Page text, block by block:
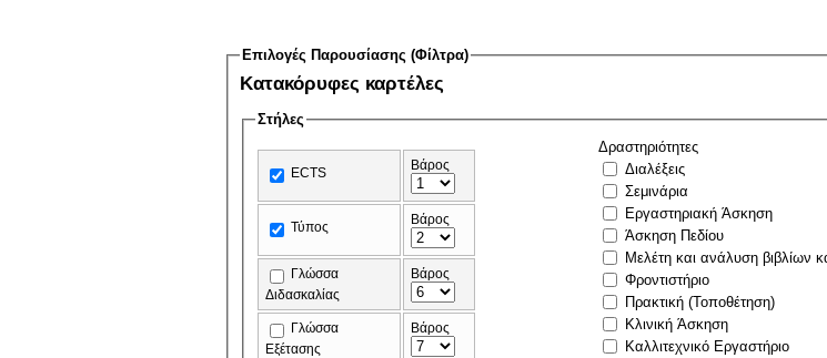
Επιλογές Παρουσίασης (Φίλτρα)
Κατακόρυφες καρτέλες
Στήλες
ECTS Βάρος
Τύπος Βάρος
Γλώσσα
Διδασκαλίας
Βάρος
Γλώσσα
Εξέτασης
Βάρος
Δραστηριότητες
Διαλέξεις
Σεμινάρια
Εργαστηριακή Άσκηση
Άσκηση Πεδίου
Μελέτη και ανάλυση βιβλίων
Φροντιστήριο
Πρακτική (Τοποθέτηση)
Κλινική Άσκηση
Καλλιτεχνικό Εργαστήριο